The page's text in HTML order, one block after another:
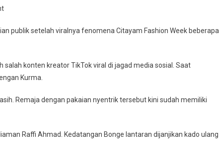
publik setelah viralnya fenomena Citayam Fashion Week beberapa
konten kreator TikTok viral di jagad media sosial. Saat
Kurma.
Remaja dengan pakaian nyentrik tersebut kini sudah memiliki
Raffi Ahmad. Kedatangan Bonge lantaran dijanjikan kado ulang